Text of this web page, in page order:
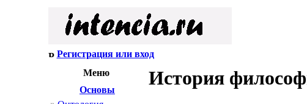
Регистрация или вход
Меню
Основы
История